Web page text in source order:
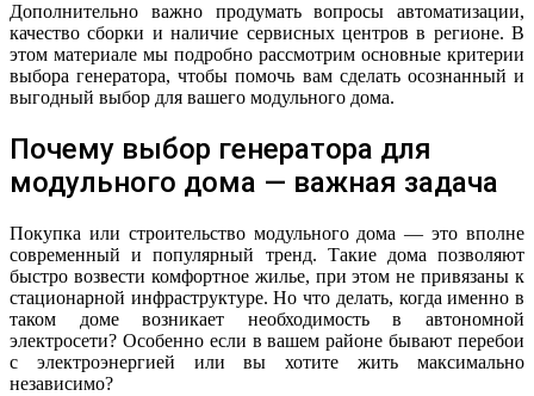
Дополнительно важно продумать вопросы автоматизации,
качество сборки и наличие сервисных центров в регионе. В
этом материале мы подробно рассмотрим основные критерии
выбора генератора, чтобы помочь вам сделать осознанный и
выгодный выбор для вашего модульного дома.
Почему выбор генератора для
модульного дома — важная задача
Покупка или строительство модульного дома — это вполне
современный и популярный тренд. Такие дома позволяют
быстро возвести комфортное жилье, при этом не привязаны к
стационарной инфраструктуре. Но что делать, когда именно в
таком доме возникает необходимость в автономной
электросети? Особенно если в вашем районе бывают перебои
с электроэнергией или вы хотите жить максимально
независимо?